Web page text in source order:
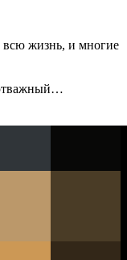
всю жизнь, и многие